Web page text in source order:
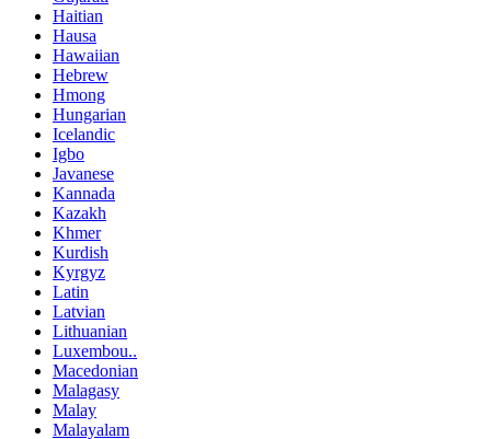
Haitian
Hausa
Hawaiian
Hebrew
Hmong
Hungarian
Icelandic
Igbo
Javanese
Kannada
Kazakh
Khmer
Kurdish
Kyrgyz
Latin
Latvian
Lithuanian
Luxembou..
Macedonian
Malagasy
Malay
Malayalam